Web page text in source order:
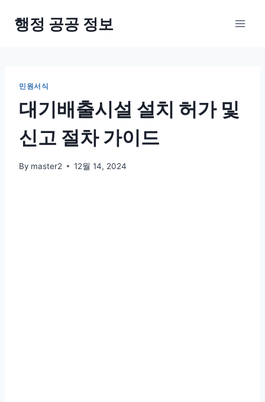
행정 공공 정보
민원서식
대기배출시설 설치 허가 및
신고 절차 가이드
By master2 12월 14, 2024